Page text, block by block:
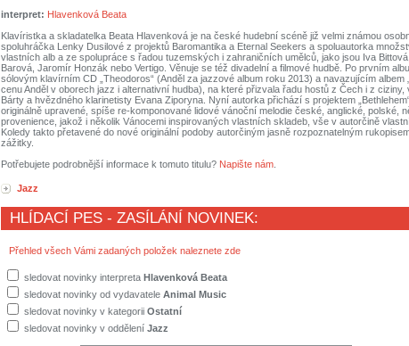
interpret: Hlavenková Beata
Klavíristka a skladatelka Beata Hlavenková je na české hudební scéně již velmi známou
spoluhráčka Lenky Dusilové z projektů Baromantika a Eternal Seekers a spoluautorka
vlastních alb a ze spolupráce s řadou tuzemských i zahraničních umělců, jako jsou Iva
Barová, Jaromír Honzák nebo Vertigo. Věnuje se též divadelní a filmové hudbě. Po prvním
sólovým klavírním CD „Theodoros“ (Anděl za jazzové album roku 2013) a navazujícím albem
cenu Anděl v oborech jazz i alternativní hudba), na které přizvala řadu hostů z Čech i z
Bárty a hvězdného klarinetisty Evana Ziporyna. Nyní autorka přichází s projektem
originálně upravené, spíše re-komponované lidové vánoční melodie české, anglické, polské,
provenience, jakož i několik Vánocemi inspirovaných vlastních skladeb, vše v autorčině
Koledy takto přetavené do nové originální podoby autorčiným jasně rozpoznatelným
zážitky.
Potřebujete podrobnější informace k tomuto titulu? Napište nám
Jazz
HLÍDACÍ PES - ZASÍLÁNÍ NOVINEK:
Přehled všech Vámi zadaných položek naleznete zde
sledovat novinky interpreta Hlavenková Beata
sledovat novinky od vydavatele Animal Music
sledovat novinky v kategorii Ostatní
sledovat novinky v oddělení Jazz